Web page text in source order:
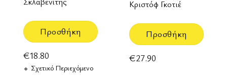
Προσθήκη
€18.80
Σχετικό Περιεχόμενο
Κριστόφ Γκοτιέ
Προσθήκη
€27.90